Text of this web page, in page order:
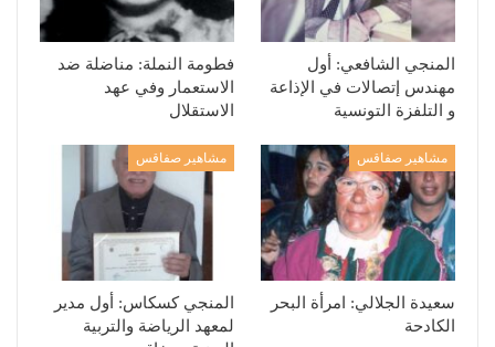
المنجي الشافعي: أول
مهندس إتصالات في الإذاعة
و التلفزة التونسية
فطومة النملة: مناضلة ضد
الاستعمار وفي عهد
الاستقلال
مشاهير صفاقس
سعيدة الجلالي: امرأة البحر
الكادحة
مشاهير صفاقس
المنجي كسكاس: أول مدير
لمعهد الرياضة والتربية